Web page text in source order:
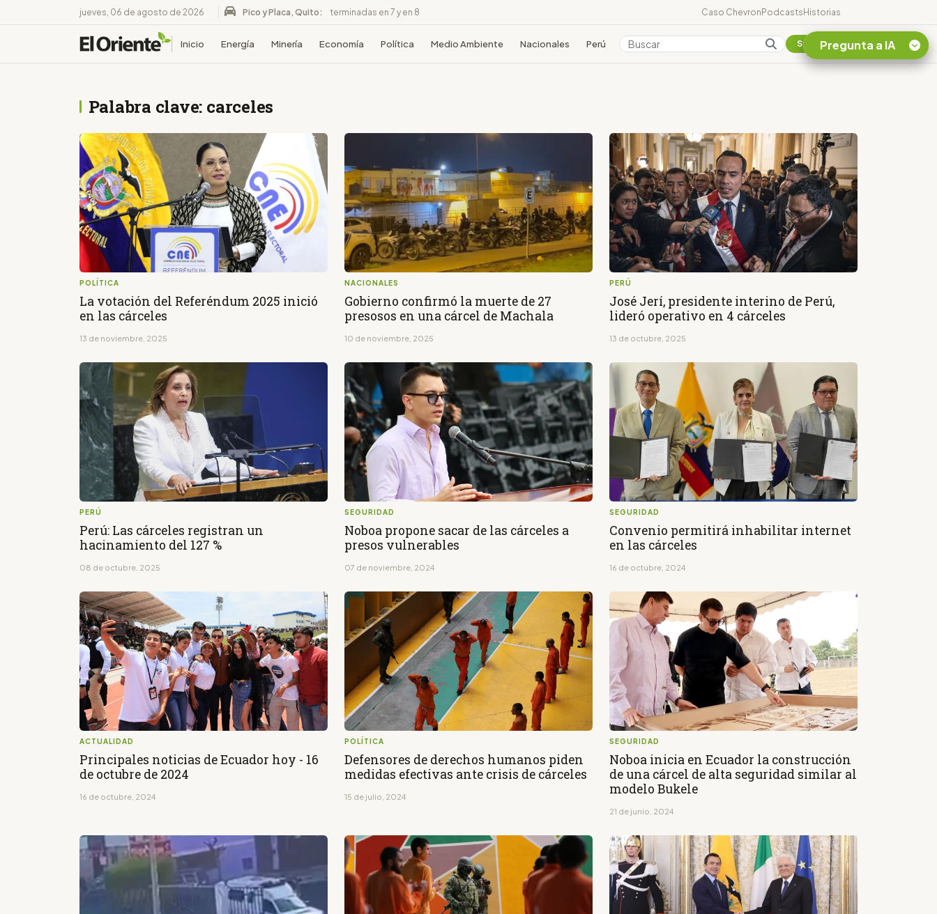
jueves, 06 de agosto de 2026 Pico y Placa, Quito: terminadas en 7 y en 8 Caso ChevronPodcastsHistorias
Inicio Energía Minería Economía Política Medio Ambiente Nacionales Perú Colombia Suscribirse
Palabra clave: carceles
POLÍTICA
La votación del Referéndum 2025 inició
en las cárceles
13 de noviembre, 2025
NACIONALES
Gobierno confirmó la muerte de 27
presosos en una cárcel de Machala
10 de noviembre, 2025
PERÚ
José Jerí, presidente interino de Perú,
lideró operativo en 4 cárceles
13 de octubre, 2025
PERÚ
Perú: Las cárceles registran un
hacinamiento del 127 %
08 de octubre, 2025
SEGURIDAD
Noboa propone sacar de las cárceles a
presos vulnerables
07 de noviembre, 2024
SEGURIDAD
Convenio permitirá inhabilitar internet
en las cárceles
16 de octubre, 2024
ACTUALIDAD
Principales noticias de Ecuador hoy - 16
de octubre de 2024
16 de octubre, 2024
POLÍTICA
Defensores de derechos humanos piden
medidas efectivas ante crisis de cárceles
15 de julio, 2024
SEGURIDAD
Noboa inicia en Ecuador la construcción
de una cárcel de alta seguridad similar al
modelo Bukele
21 de junio, 2024
Pregunta a IA
Listar destinos
Amazonia Ecuatoriana
¿En que consiste la
tasa minera que rige en
Ecuador?